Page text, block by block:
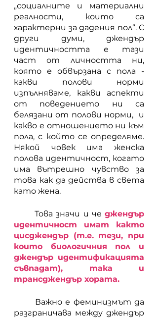
„социалните и материални
реалности, които са
характерни за дадения пол“. С
други думи, джендър
идентичността е тази
част от личността ни,
която е обвързана с пола -
какви полови норми
изпълняваме, какви аспекти
от поведението ни са
белязани от полови норми,  и
какво е отношението ни към
пола, с който се определяме.
Някой човек има женска
полова идентичност, когато
има вътрешно чувство за
това как да действа в света
като жена.
	Това значи и че
джендър
цисджендър (т.е. тези, при
които биологичния пол и
джендър идентификацията
съвпадат), така и
трансджендър хората.
разграничава между джендър